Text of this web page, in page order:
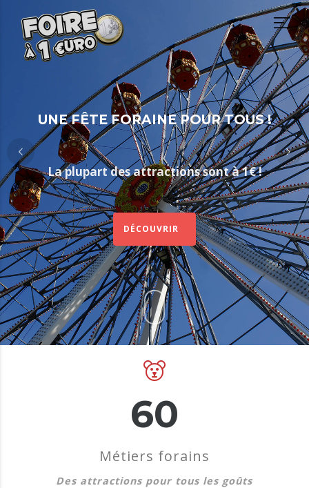
UNE FÊTE FORAINE POUR TOUS !
La plupart des attractions sont à 1€ !
DÉCOUVRIR
60
Métiers forains
Des attractions pour tous les goûts